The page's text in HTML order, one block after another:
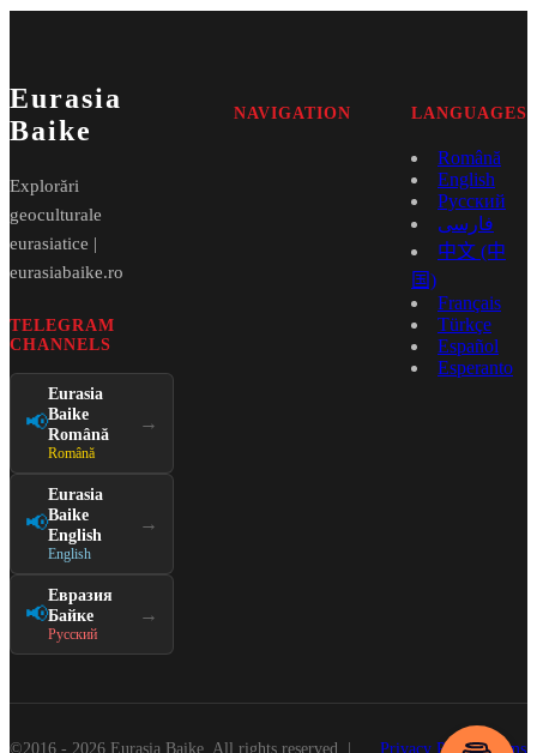
Eurasia
Baike
Explorări
geoculturale
eurasiatice |
eurasiabaike.ro
TELEGRAM
CHANNELS
📢
Eurasia
Baike
Română
Română
→
📢
Eurasia
Baike
English
English
→
📢
Евразия
Байке
Русский
→
NAVIGATION LANGUAGES
Română
English
Русский
فارسی
中文 (中
国)
Français
Türkçe
Español
Esperanto
©2016 - 2026 Eurasia Baike. All rights reserved. | Privacy Policy Terms